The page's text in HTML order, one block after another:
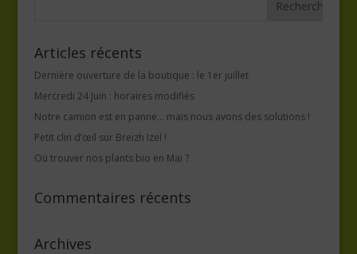
Articles récents
Dernière ouverture de la boutique : le 1er juillet
Mercredi 24 Juin : horaires modifiés
Notre camion est en panne… mais nous avons des solutions !
Petit clin d’œil sur Breizh Izel !
Où trouver nos plants bio en Mai ?
Commentaires récents
Archives